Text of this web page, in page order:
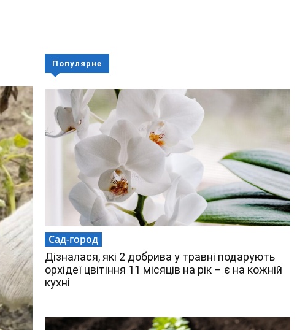
Популярне
Сад-город
Дізналася, які 2 добрива у травні подарують
орхідеї цвітіння 11 місяців на рік – є на кожній
кухні